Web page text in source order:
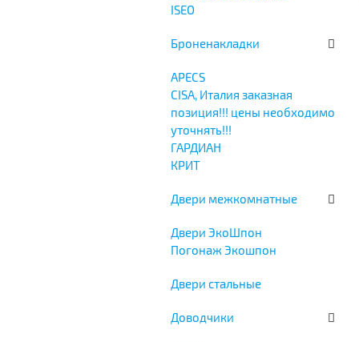
ISEO
Броненакладки
APECS
CISA, Италия заказная
позиция!!! цены необходимо
уточнять!!!
ГАРДИАН
КРИТ
Двери межкомнатные
Двери ЭкоШпон
Погонаж Экошпон
Двери стальные
Доводчики